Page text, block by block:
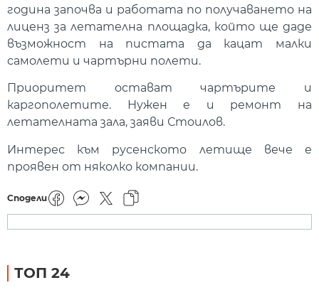
година започва и работата по получаването на
лиценз за летателна площадка, който ще даде
възможност на пистата да кацат малки
самолети и чартърни полети.
Приоритет остават чартърите и
каргополетите. Нужен е и ремонт на
летателната зала, заяви Стоилов.
Интерес към русенското летище вече е
проявен от няколко компании.
Сподели
ТОП 24